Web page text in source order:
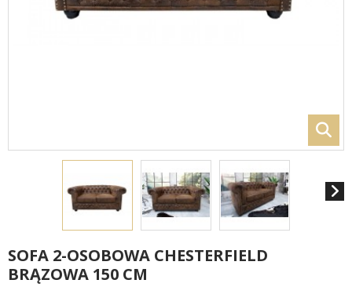
SOFA 2-OSOBOWA CHESTERFIELD
BRĄZOWA 150 CM